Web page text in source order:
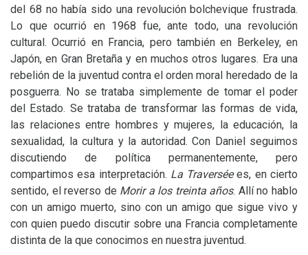
del 68 no había sido una revolución bolchevique frustrada.
Lo que ocurrió en 1968 fue, ante todo, una revolución
cultural. Ocurrió en Francia, pero también en Berkeley, en
Japón, en Gran Bretaña y en muchos otros lugares. Era una
rebelión de la juventud contra el orden moral heredado de la
posguerra. No se trataba simplemente de tomar el poder
del Estado. Se trataba de transformar las formas de vida,
las relaciones entre hombres y mujeres, la educación, la
sexualidad, la cultura y la autoridad. Con Daniel seguimos
discutiendo de política permanentemente, pero
compartimos esa interpretación. La Traverséees, en cierto
sentido, el reverso de Morir a los treinta años. Allí no hablo
con un amigo muerto, sino con un amigo que sigue vivo y
con quien puedo discutir sobre una Francia completamente
distinta de la que conocimos en nuestra juventud.